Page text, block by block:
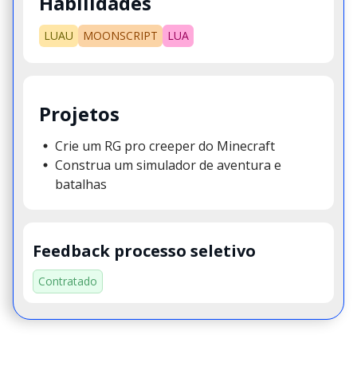
LUAU MOONSCRIPT LUA
Projetos
Crie um RG pro creeper do Minecraft
Construa um simulador de aventura e
batalhas
Feedback processo seletivo
Contratado